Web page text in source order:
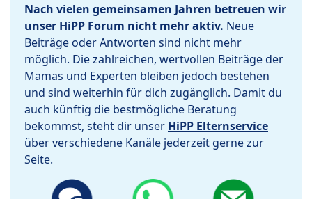
Nach vielen gemeinsamen Jahren betreuen wir
unser HiPP Forum nicht mehr aktiv. Neue
Beiträge oder Antworten sind nicht mehr
möglich. Die zahlreichen, wertvollen Beiträge der
Mamas und Experten bleiben jedoch bestehen
und sind weiterhin für dich zugänglich. Damit du
auch künftig die bestmögliche Beratung
bekommst, steht dir unser HiPP Elternservice
über verschiedene Kanäle jederzeit gerne zur
Seite.